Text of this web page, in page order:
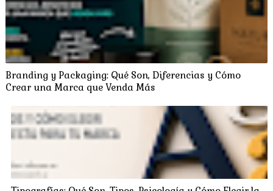
Branding y Packaging: Qué Son, Diferencias y Cómo
Crear una Marca que Venda Más